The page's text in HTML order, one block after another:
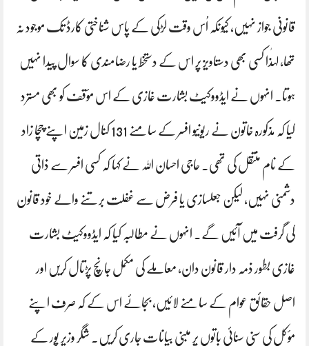
قانونی جواز نہیں، کیونکہ اُس وقت لڑکی کے پاس شناختی کارڈ تک موجود نہ
تھا، لہٰذا کسی بھی دستاویز پر اس کے دستخط یا رضامندی کا سوال پیدا نہیں
ہوتا۔ انہوں نے ایڈووکیٹ بشارت غازی کے اس مؤقف کو بھی مسترد
کیا کہ مذکورہ خاتون نے ریونیو افسر کے سامنے 131 کنال زمین اپنے چچا زاد
کے نام منتقل کی تھی۔ حاجی احسان اللہ نے کہا کہ کسی افسر سے ذاتی
دشمنی نہیں، لیکن جعلسازی یا فرض سے غفلت برتنے والے خود قانون
کی گرفت میں آئیں گے۔ انہوں نے مطالبہ کیا کہ ایڈووکیٹ بشارت
غازی بطور ذمہ دار قانون دان، معاملے کی مکمل جانچ پڑتال کریں اور
اصل حقائق عوام کے سامنے لائیں، بجائے اس کے کہ صرف اپنے
مؤکل کی سنی سنائی باتوں پر مبنی بیانات جاری کریں۔ شگر وزیر پور کے